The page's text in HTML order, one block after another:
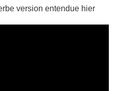
version entendue hier